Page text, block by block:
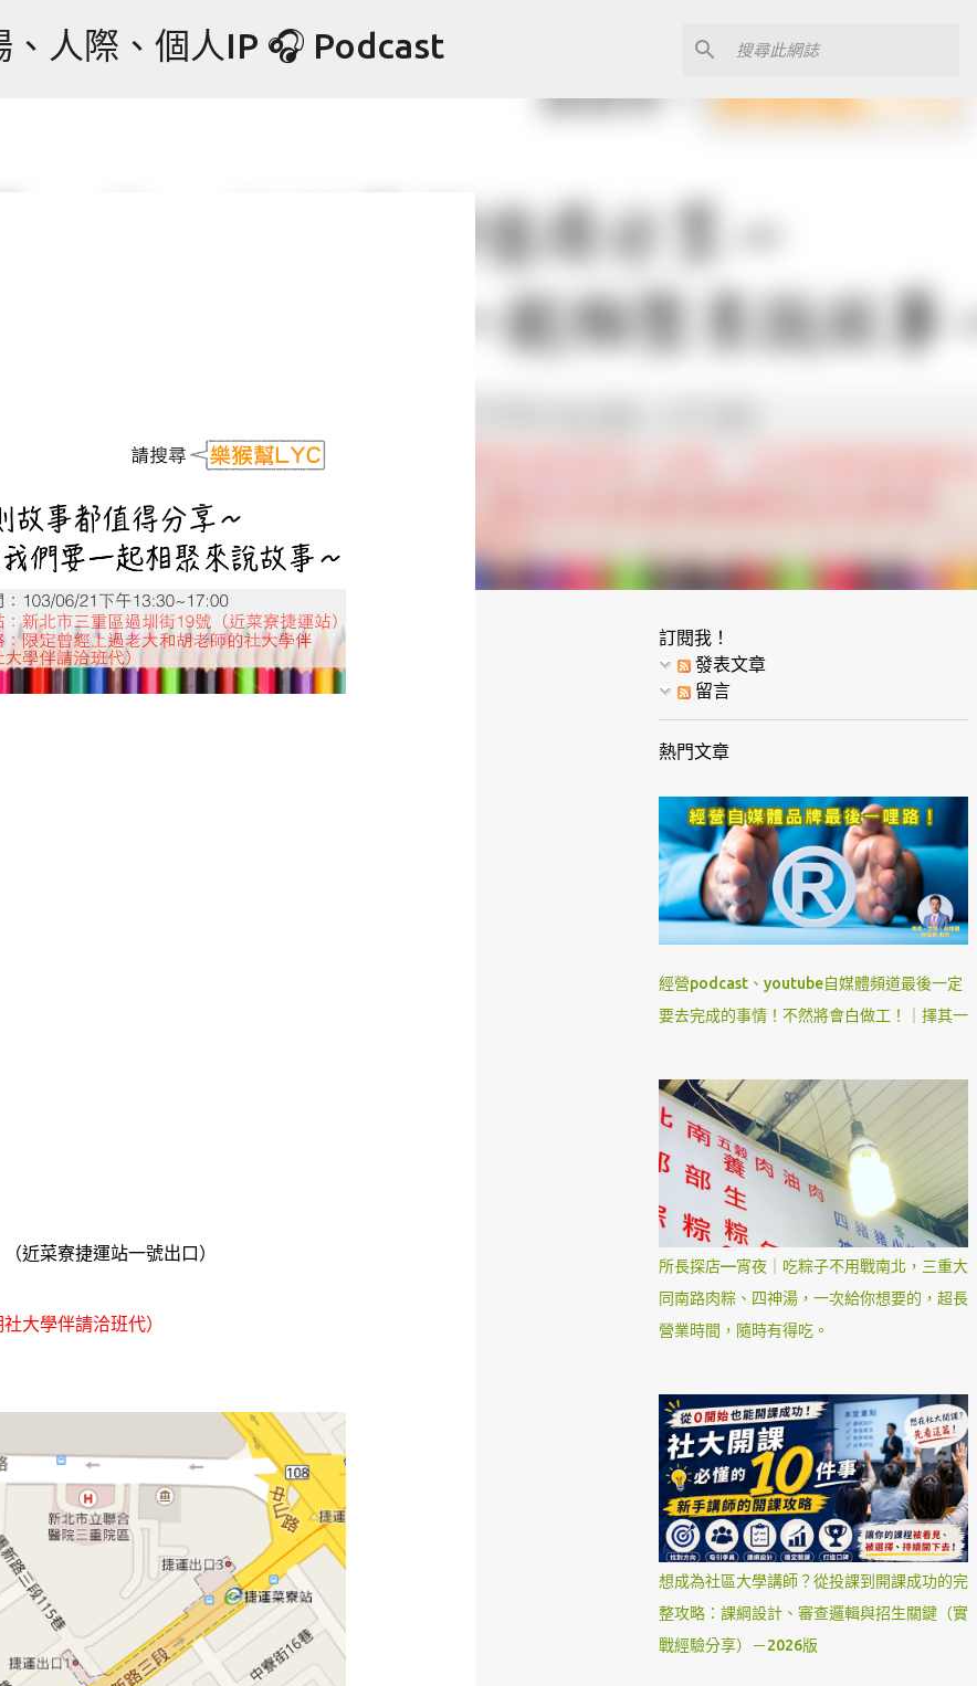
跳到主要內容
人際、個人IP 🎧 Podcast
近菜寮捷運站一號出口）
社大學伴請洽班代）
訂閱我！
發表文章
留言
熱門文章
經營podcast、youtube自媒體頻道最後一定
要去完成的事情！不然將會白做工！｜擇其一
所長探店—宵夜｜吃粽子不用戰南北，三重大
同南路肉粽、四神湯，一次給你想要的，超長
營業時間，隨時有得吃。
想成為社區大學講師？從投課到開課成功的完
整攻略：課綱設計、審查邏輯與招生關鍵（實
戰經驗分享）－2026版